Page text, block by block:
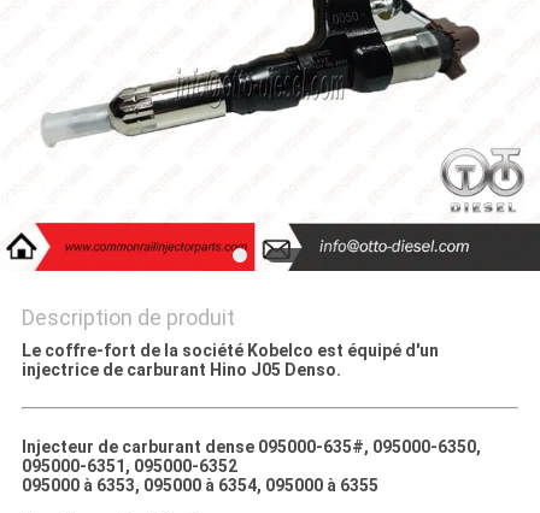
SITE
PRIVACY
POLICY
Description de produit
Le coffre-fort de la société Kobelco est équipé d'un
injectrice de carburant Hino J05 Denso.
Injecteur de carburant dense 095000-635#, 095000-6350,
095000-6351, 095000-6352
095000 à 6353, 095000 à 6354, 095000 à 6355